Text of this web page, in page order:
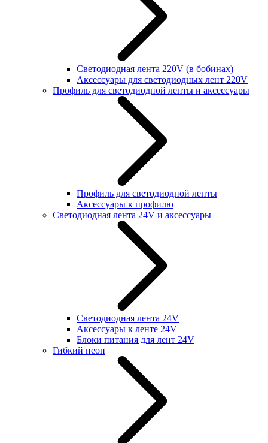
Светодиодная лента 220V (в бобинах)
Аксессуары для светодиодных лент 220V
Профиль для светодиодной ленты и аксессуары
Профиль для светодиодной ленты
Аксессуары к профилю
Светодиодная лента 24V и аксессуары
Светодиодная лента 24V
Аксессуары к ленте 24V
Блоки питания для лент 24V
Гибкий неон